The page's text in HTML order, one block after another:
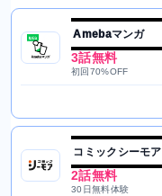
Amebaマンガ
3話無料
初回70%OFF
コミックシーモア
2話無料
30日無料体験